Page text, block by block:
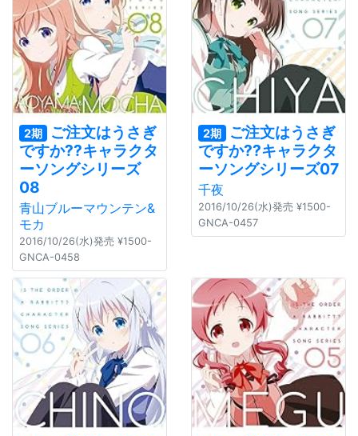
2期 ご注文はうさぎ
ですか??キャラクタ
ーソングシリーズ
08
青山ブルーマウンテン&
モカ
2016/10/26(水)発売 ¥1500-
GNCA-0458
2期 ご注文はうさぎ
ですか??キャラクタ
ーソングシリーズ07
千夜
2016/10/26(水)発売 ¥1500-
GNCA-0457